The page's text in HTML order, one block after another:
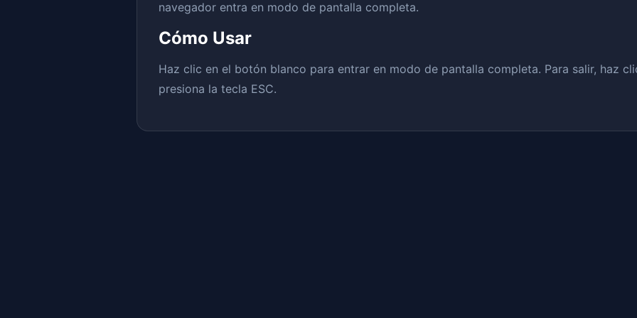
navegador entra en modo de pantalla completa.
Cómo Usar
Haz clic en el botón blanco para entrar en modo de pantalla completa. Para salir, haz
presiona la tecla ESC.